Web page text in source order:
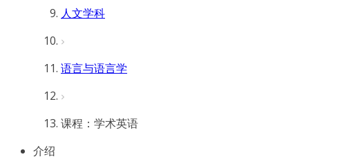
人文学科
语言与语言学
课程：学术英语
介绍